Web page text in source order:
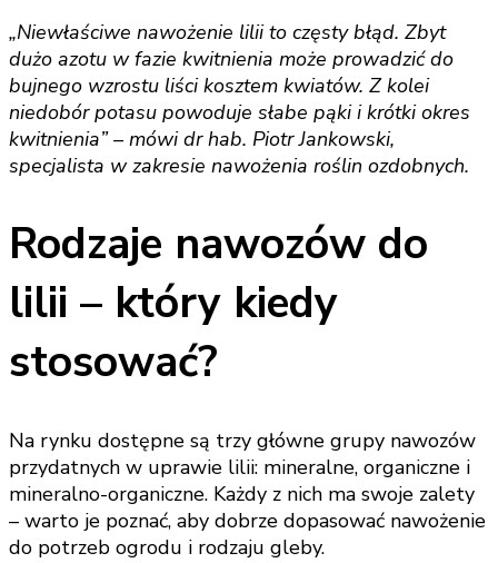
„Niewłaściwe nawożenie lilii to częsty błąd. Zbyt
dużo azotu w fazie kwitnienia może prowadzić do
bujnego wzrostu liści kosztem kwiatów. Z kolei
niedobór potasu powoduje słabe pąki i krótki okres
kwitnienia” – mówi dr hab. Piotr Jankowski,
specjalista w zakresie nawożenia roślin ozdobnych.
Rodzaje nawozów do
lilii – który kiedy
stosować?
Na rynku dostępne są trzy główne grupy nawozów
przydatnych w uprawie lilii: mineralne, organiczne i
mineralno-organiczne. Każdy z nich ma swoje zalety
– warto je poznać, aby dobrze dopasować nawożenie
do potrzeb ogrodu i rodzaju gleby.